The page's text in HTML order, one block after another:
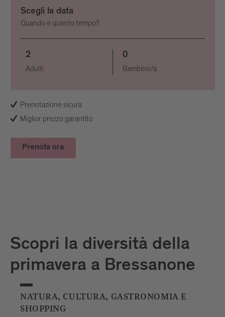
Scegli la data
Quando e quanto tempo?
2
Adulti
0
Bambino/a
Prenota ora
Prenotazione sicura
Miglior prezzo garantito
Scopri la diversità della
primavera a Bressanone
NATURA, CULTURA, GASTRONOMIA E
SHOPPING